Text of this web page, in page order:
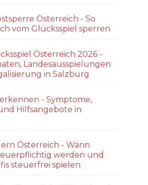
Österreich - So
vom Glücksspiel sperren
Österreich 2026 -
Landesausspielungen
in Salzburg
- Symptome,
Hilfsangebote in
Österreich - Wann
werden und
steuerfrei spielen